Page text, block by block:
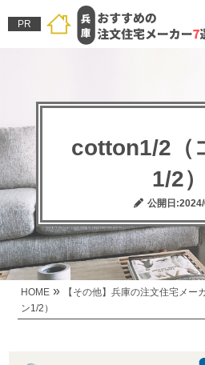
PR
cotton1/2（
1/2）
公開日
HOME » 【その他】兵庫の注文住宅メー
ン1/2）